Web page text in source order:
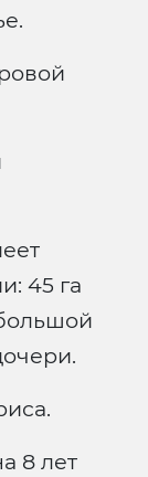
45 га
8 лет